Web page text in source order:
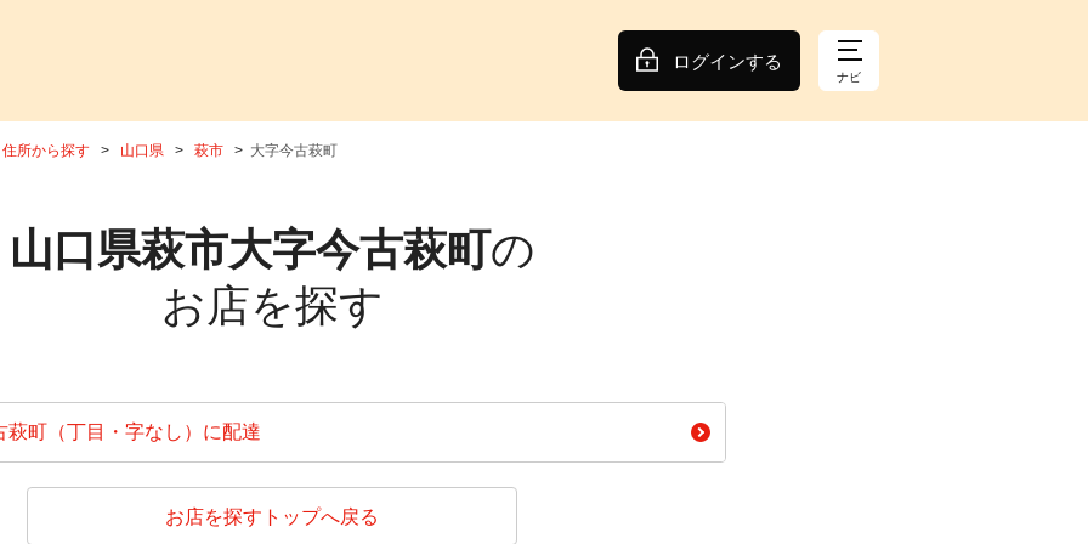
ログインする
ナビ
住所から探す 山口県 萩市 大字今古萩町
山口県萩市大字今古萩町の
お店を探す
萩町（丁目・字なし）に配達
お店を探すトップへ戻る